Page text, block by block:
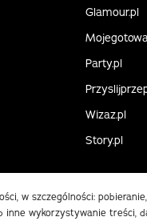
Glamour.pl
Party.pl
Wizaz.pl
Story.pl
w szczególności:
inne wykorzystywanie treści,